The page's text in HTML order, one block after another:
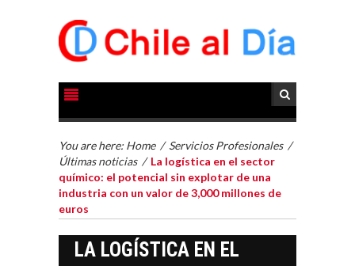
You are here: Home / Servicios Profesionales /
Últimas noticias / La logística en el sector
químico: el potencial sin explotar de una
industria con un valor de 3,000 millones de
euros
LA LOGÍSTICA EN EL